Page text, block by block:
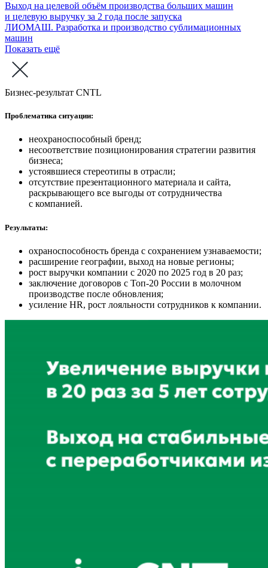
Выход на целевой объём производства больших машин
и целевую выручку за 2 года после запуска
ЛИОМАШ. Разработка и производство сублимационных
машин
Показать ещё
Бизнес-результат CNTL
Проблематика ситуации:
неохраноспособный бренд;
несоответствие позиционирования стратегии развития
бизнеса;
устоявшиеся стереотипы в отрасли;
отсутствие презентационного материала и сайта,
раскрывающего все выгоды от сотрудничества
с компанией.
Результаты:
охраноспособность бренда с сохранением узнаваемости;
расширение географии, выход на новые регионы;
рост выручки компании с 2020 по 2025 год в 20 раз;
заключение договоров с Топ-20 России в молочном
производстве после обновления;
усиление HR, рост лояльности сотрудников к компании.